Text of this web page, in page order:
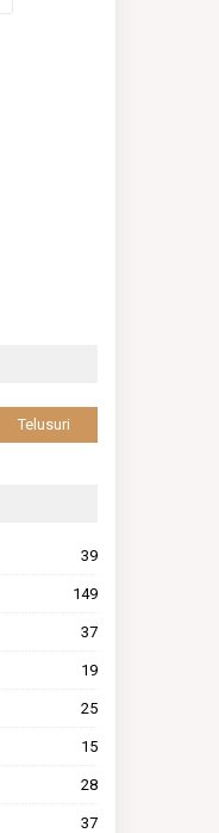
39
149
37
19
25
15
28
37